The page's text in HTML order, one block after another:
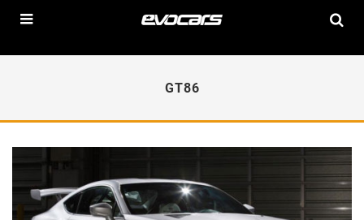
GT86